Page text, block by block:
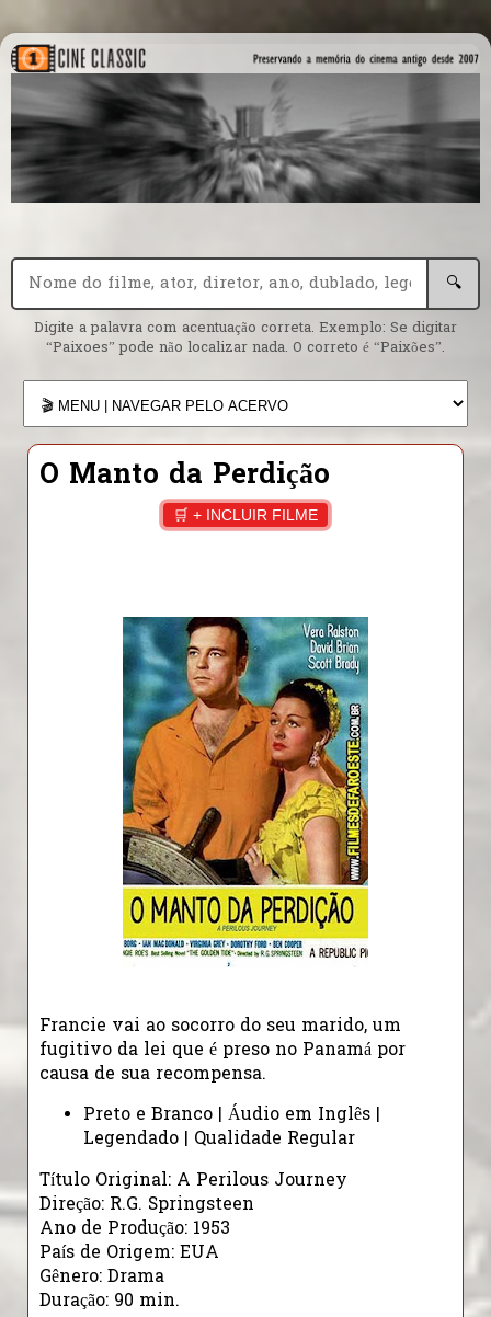
🔍
Digite a palavra com acentuação correta. Exemplo: Se digitar
“Paixoes” pode não localizar nada. O correto é “Paixões”.
O Manto da Perdição
🛒 + INCLUIR FILME
Francie vai ao socorro do seu marido, um
fugitivo da lei que é preso no Panamá por
causa de sua recompensa.
Preto e Branco | Áudio em Inglês |
Legendado | Qualidade Regular
Título Original: A Perilous Journey
Direção: R.G. Springsteen
Ano de Produção: 1953
País de Origem: EUA
Gênero: Drama
Duração: 90 min.